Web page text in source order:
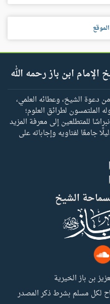
ابن باز رحمه الله
دعوة الشيخ، وعطائه العلمي،
الملتمسون لطرائق العلوم؛
للمتطلعين إلى معرفة المزيد
جامعًا لفتاويه وإجاباته على
الشيخ
بن باز الخيرية
لكل مسلم بشرط ذكر المصدر